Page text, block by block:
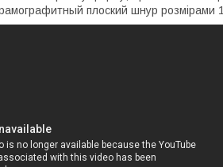
плоский шнур розмірами